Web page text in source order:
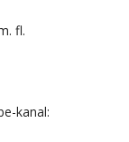
fl.
kanal: